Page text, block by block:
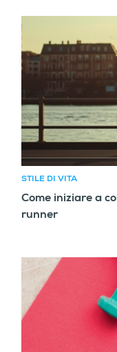
STILE DI VITA
Come iniziare a
runner